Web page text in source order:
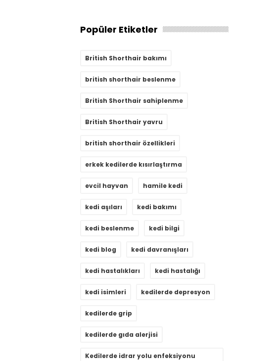
Popüler Etiketler
British Shorthair bakımı
british shorthair beslenme
British Shorthair sahiplenme
British Shorthair yavru
british shorthair özellikleri
erkek kedilerde kısırlaştırma
evcil hayvan hamile kedi
kedi aşıları kedi bakımı
kedi beslenme kedi bilgi
kedi blog kedi davranışları
kedi hastalıkları kedi hastalığı
kedi isimleri kedilerde depresyon
kedilerde grip
kedilerde gıda alerjisi
Kedilerde idrar yolu enfeksiyonu